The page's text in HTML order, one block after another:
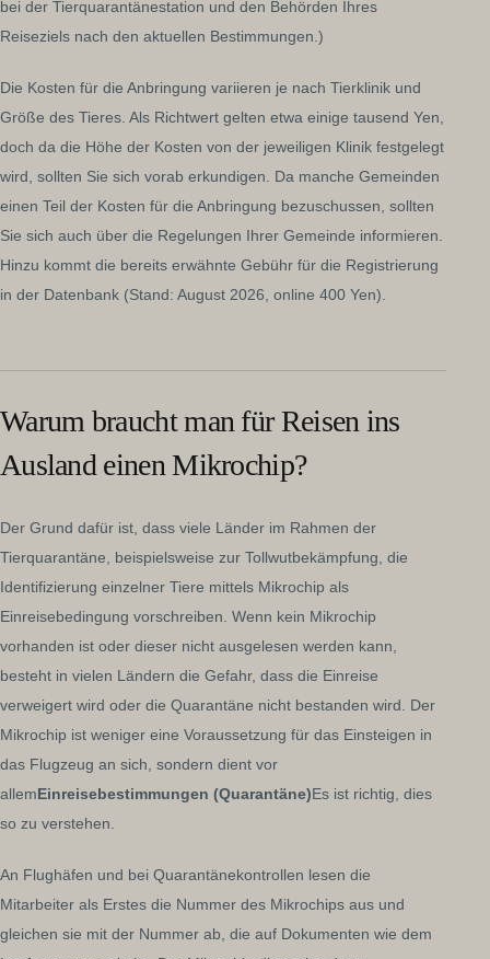
bei der Tierquarantänestation und den Behörden Ihres
Reiseziels nach den aktuellen Bestimmungen.)
Die Kosten für die Anbringung variieren je nach Tierklinik und
Größe des Tieres. Als Richtwert gelten etwa einige tausend Yen,
doch da die Höhe der Kosten von der jeweiligen Klinik festgelegt
wird, sollten Sie sich vorab erkundigen. Da manche Gemeinden
einen Teil der Kosten für die Anbringung bezuschussen, sollten
Sie sich auch über die Regelungen Ihrer Gemeinde informieren.
Hinzu kommt die bereits erwähnte Gebühr für die Registrierung
in der Datenbank (Stand: August 2026, online 400 Yen).
Warum braucht man für Reisen ins
Ausland einen Mikrochip?
Der Grund dafür ist, dass viele Länder im Rahmen der
Tierquarantäne, beispielsweise zur Tollwutbekämpfung, die
Identifizierung einzelner Tiere mittels Mikrochip als
Einreisebedingung vorschreiben. Wenn kein Mikrochip
vorhanden ist oder dieser nicht ausgelesen werden kann,
besteht in vielen Ländern die Gefahr, dass die Einreise
verweigert wird oder die Quarantäne nicht bestanden wird. Der
Mikrochip ist weniger eine Voraussetzung für das Einsteigen in
das Flugzeug an sich, sondern dient vor
allemEinreisebestimmungen (Quarantäne)Es ist richtig, dies
so zu verstehen.
An Flughäfen und bei Quarantänekontrollen lesen die
Mitarbeiter als Erstes die Nummer des Mikrochips aus und
gleichen sie mit der Nummer ab, die auf Dokumenten wie dem